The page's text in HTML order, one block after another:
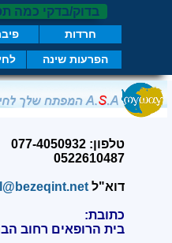
בדוק/בדקי כמה
חרדות
הפרעות שינה
טלפון: 077-4050932
0522610487
דוא"ל
כתובת:
בית הרופאים רחוב הברזל 11